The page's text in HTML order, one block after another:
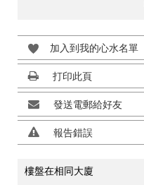
加入到我的心水名單
打印此頁
發送電郵給好友
報告錯誤
樓盤在相同大廈